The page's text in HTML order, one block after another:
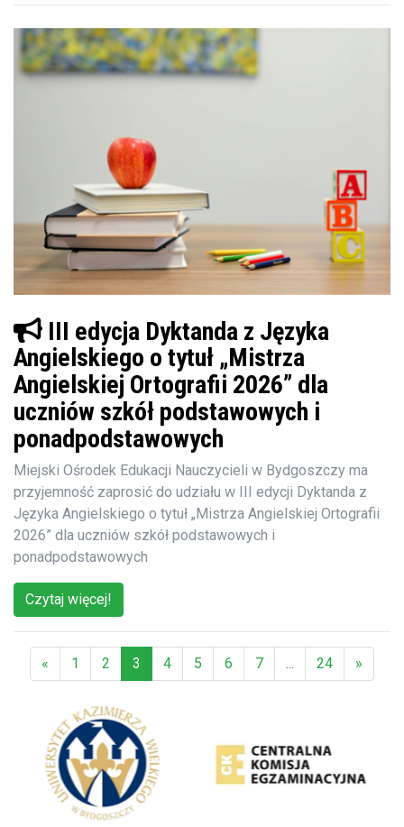
III edycja Dyktanda z Języka
Angielskiego o tytuł „Mistrza
Angielskiej Ortografii 2026” dla
uczniów szkół podstawowych i
ponadpodstawowych
Miejski Ośrodek Edukacji Nauczycieli w Bydgoszczy ma
przyjemność zaprosić do udziału w III edycji Dyktanda z
Języka Angielskiego o tytuł „Mistrza Angielskiej Ortografii
2026” dla uczniów szkół podstawowych i
ponadpodstawowych
Czytaj więcej!
« 1 2
3
4 5 6 7 ... 24 »